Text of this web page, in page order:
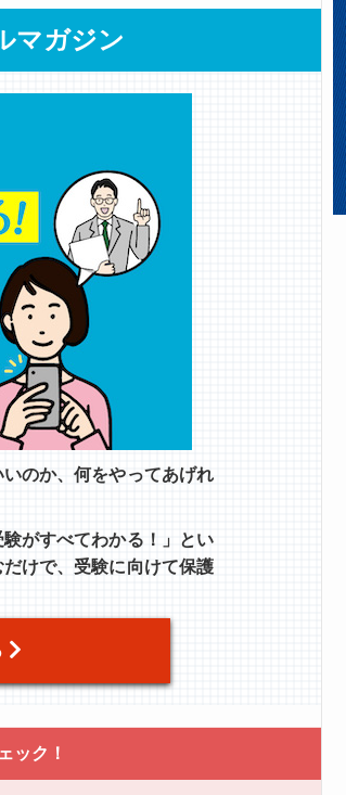
マガジン
のか、何をやってあげれ
がすべてわかる！」とい
けで、受験に向けて保護
ック！